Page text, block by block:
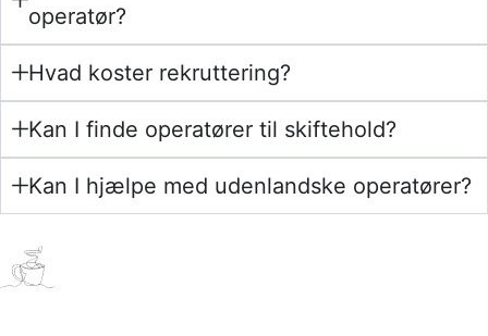
operatør?
Hvad koster rekruttering?
Kan I finde operatører til skiftehold?
Kan I hjælpe med udenlandske operatører?